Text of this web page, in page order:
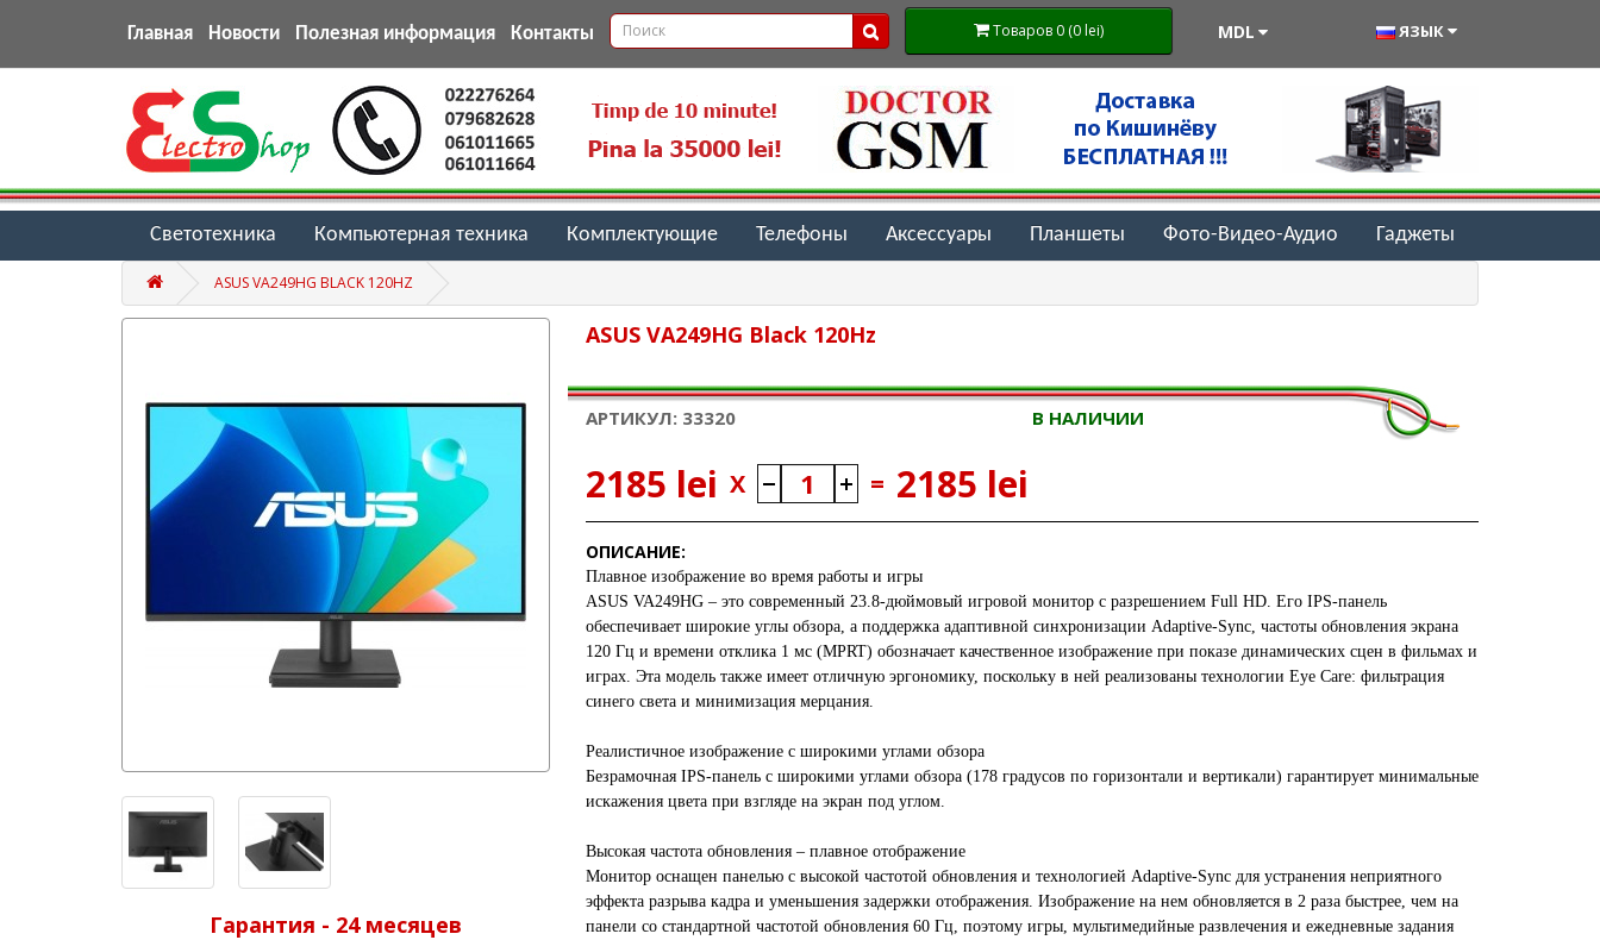
Главная Новости Полезная информация Контакты Товаров 0 (0 lei) MDL ЯЗЫК
Светотехника Компьютерная техника Комплектующие Телефоны Аксессуары Планшеты Фото-Видео-Аудио Гаджеты
ASUS VA249HG BLACK 120HZ
Гарантия - 24 месяцев
ASUS VA249HG Black 120Hz
АРТИКУЛ: 33320 В НАЛИЧИИ
2185 lei X = 2185 lei
ОПИСАНИЕ:
Плавное изображение во время работы и игры
ASUS VA249HG – это современный 23.8-дюймовый игровой монитор с разрешением Full HD. Его IPS-панель
обеспечивает широкие углы обзора, а поддержка адаптивной синхронизации Adaptive-Sync, частоты обновления экрана
120 Гц и времени отклика 1 мс (MPRT) обозначает качественное изображение при показе динамических сцен в фильмах и
играх. Эта модель также имеет отличную эргономику, поскольку в ней реализованы технологии Eye Care: фильтрация
синего света и минимизация мерцания.
Реалистичное изображение с широкими углами обзора
Безрамочная IPS-панель с широкими углами обзора (178 градусов по горизонтали и вертикали) гарантирует минимальные
искажения цвета при взгляде на экран под углом.
Высокая частота обновления – плавное отображение
Монитор оснащен панелью с высокой частотой обновления и технологией Adaptive-Sync для устранения неприятного
эффекта разрыва кадра и уменьшения задержки отображения. Изображение на нем обновляется в 2 раза быстрее, чем на
панели со стандартной частотой обновления 60 Гц, поэтому игры, мультимедийные развлечения и ежедневные задания